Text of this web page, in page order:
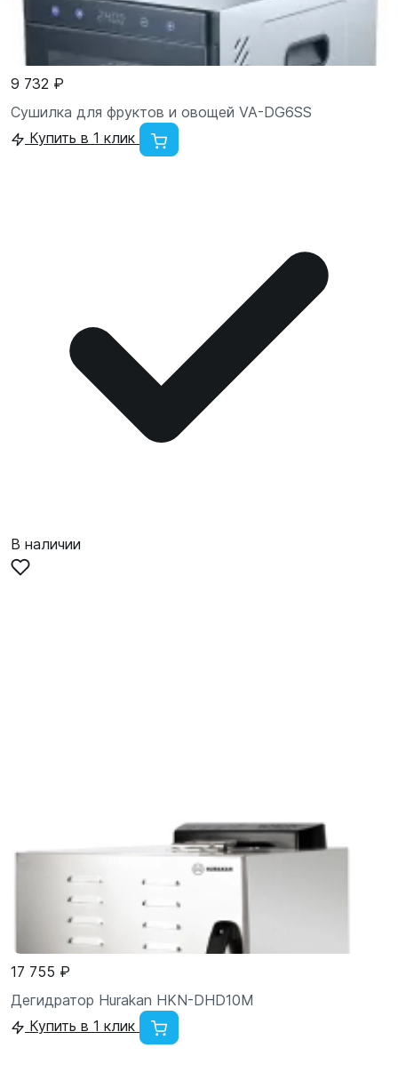
9 732 ₽
Сушилка для фруктов и овощей VA-DG6SS
Купить в 1 клик
В наличии
17 755 ₽
Дегидратор Hurakan HKN-DHD10M
Купить в 1 клик